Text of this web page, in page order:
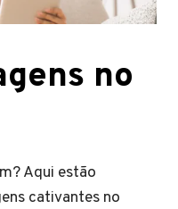
no
Aqui estão
cativantes no